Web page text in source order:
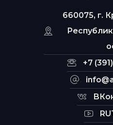
660075, г.
+7